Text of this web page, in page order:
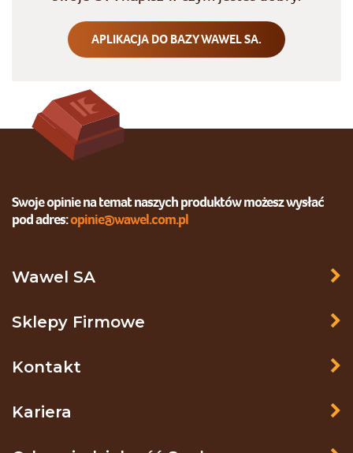
APLIKACJA DO BAZY WAWEL SA.
Swoje opinie na temat naszych produktów możesz wysłać
pod adres:opinie@wawel.com.pl
Wawel SA
Sklepy Firmowe
Kontakt
Kariera